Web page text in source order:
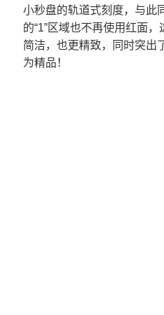
小秒盘的轨道式刻度，与此
的“1”区域也不再使用红面
简洁，也更精致，同时突出
为精品！